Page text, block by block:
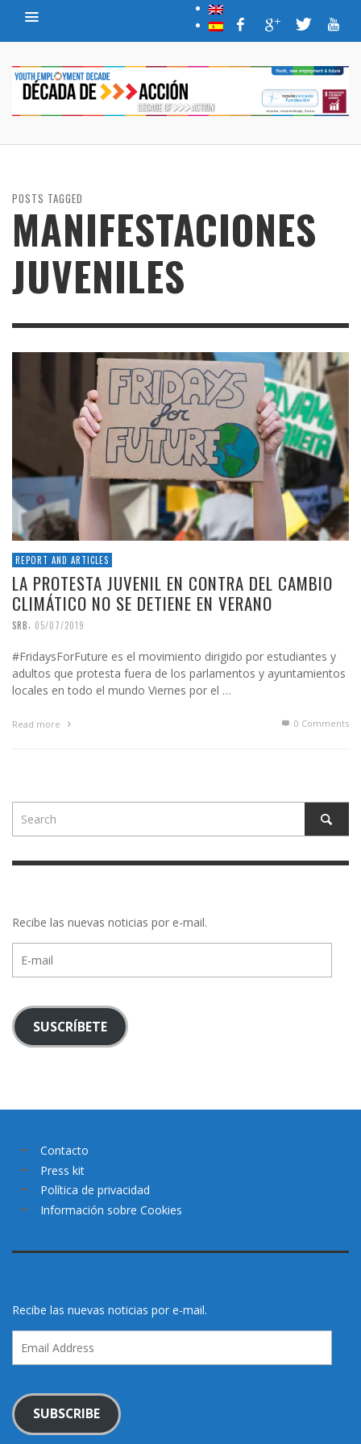
POSTS TAGGED
MANIFESTACIONES
JUVENILES
REPORT AND ARTICLES
LA PROTESTA JUVENIL EN CONTRA DEL CAMBIO
CLIMÁTICO NO SE DETIENE EN VERANO
SRB, 05/07/2019
#FridaysForFuture es el movimiento dirigido por estudiantes y
adultos que protesta fuera de los parlamentos y ayuntamientos
locales en todo el mundo Viernes por el …
Read more 0 Comments
Recibe las nuevas noticias por e-mail.
mail
SUSCRÍBETE
Contacto
Press kit
Política de privacidad
Información sobre Cookies
Recibe las nuevas noticias por e-mail.
Address
SUBSCRIBE